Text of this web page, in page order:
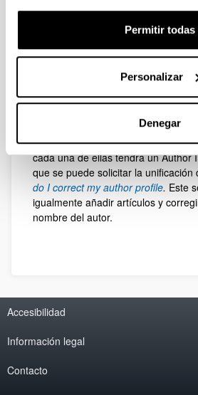
Permitir todas
Personalizar
Denegar
Ofrece análisis bibliométricos,
citas de los trabajos recogidos en
Permite enlazar el perfil del autor
Hacer correcciones en el
Si la firma de un autor aparece con
nombre en los distintos trabajos
cada una de ellas tendrá un Author
que se puede solicitar la unificación
do I correct my author profile. Este
igualmente añadir artículos y
nombre del autor.
Accesibilidad
Información legal
Contacto